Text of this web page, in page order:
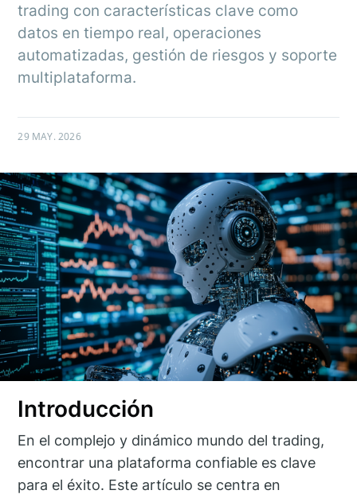
trading con características clave como
datos en tiempo real, operaciones
automatizadas, gestión de riesgos y soporte
multiplataforma.
29 MAY. 2026
Introducción
En el complejo y dinámico mundo del trading,
encontrar una plataforma confiable es clave
para el éxito. Este artículo se centra en